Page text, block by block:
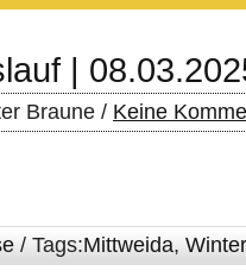
|
Braune / Keine
/ Tags:Mittweida,